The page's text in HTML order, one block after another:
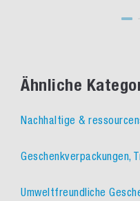
Ähnliche
Nachhaltige &
Geschenkverpackungen,
Umweltfreundliche